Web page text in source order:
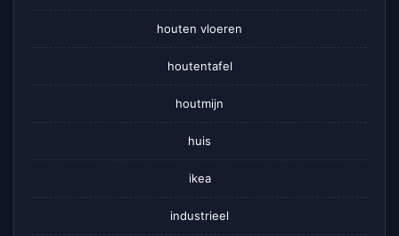
houten vloeren
houtentafel
houtmijn
huis
ikea
industrieel